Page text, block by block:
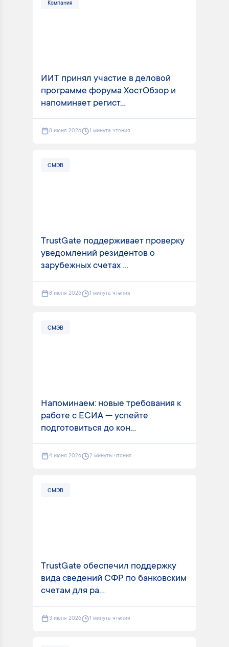
Компания
ИИТ принял участие в деловой
программе форума ХостОбзор и
напоминает регист...
8 июня 2026 1 минута чтения
СМЭВ
TrustGate поддерживает проверку
уведомлений резидентов о
зарубежных счетах ...
8 июня 2026 1 минута чтения
СМЭВ
Напоминаем: новые требования к
работе с ЕСИА — успейте
подготовиться до кон...
4 июня 2026 2 минуты чтения
СМЭВ
TrustGate обеспечил поддержку
вида сведений СФР по банковским
счетам для ра...
3 июня 2026 1 минута чтения